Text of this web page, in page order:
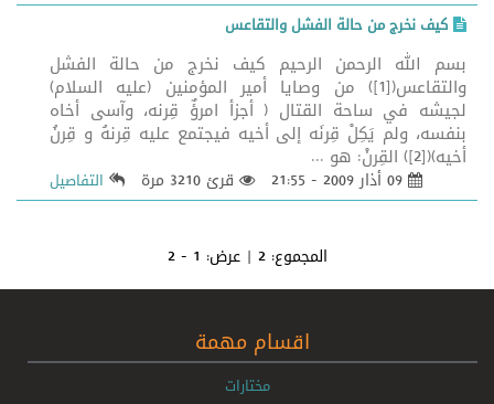
كيف نخرج من حالة الفشل والتقاعس
بسم الله الرحمن الرحيم كيف نخرج من حالة الفشل
والتقاعس([1]) من وصايا أمير المؤمنين (عليه السلام)
لجيشه في ساحة القتال ( أجزأ امرؤٌ قِرنه، وآسى أخاه
بنفسه، ولم يَكِلْ قِرنَه إلى أخيه فيجتمع عليه قِرنهُ و قِرنُ
أخيه)([2]) القِرنْ: هو ...
قرئ 3210 مرة التفاصيل
المجموع:2 | عرض: 1 - 2
اقسام مهمة
مختارات